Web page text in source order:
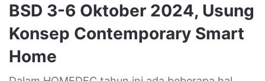
BSD 3-6 Oktober 2024, Usung
Konsep Contemporary Smart
Home